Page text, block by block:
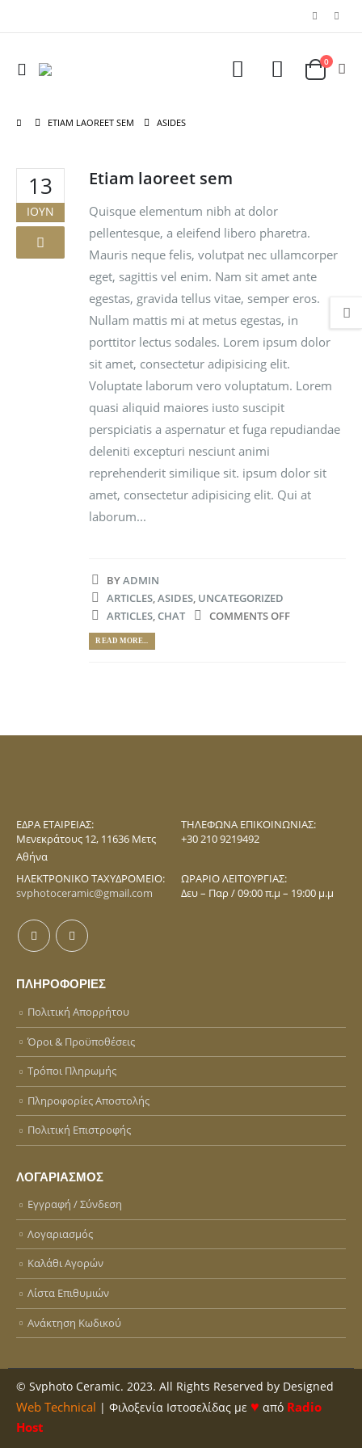
0
ETIAM LAOREET SEM ASIDES
13
ΙΟΎΝ
Etiam laoreet sem
Quisque elementum nibh at dolor
pellentesque, a eleifend libero pharetra.
Mauris neque felis, volutpat nec ullamcorper
eget, sagittis vel enim. Nam sit amet ante
egestas, gravida tellus vitae, semper eros.
Nullam mattis mi at metus egestas, in
porttitor lectus sodales. Lorem ipsum dolor
sit amet, consectetur adipisicing elit.
Voluptate laborum vero voluptatum. Lorem
quasi aliquid maiores iusto suscipit
perspiciatis a aspernatur et fuga repudiandae
deleniti excepturi nesciunt animi
reprehenderit similique sit. ipsum dolor sit
amet, consectetur adipisicing elit. Qui at
laborum...
BYADMIN
ARTICLES,ASIDES, UNCATEGORIZED
ARTICLES,CHAT COMMENTS OFF
READ MORE...
ΕΔΡΑ ΕΤΑΙΡΕΊΑΣ:
Mενεκράτους 12, 11636 Mετς
Αθήνα
ΤΗΛΈΦΩΝΑ ΕΠΙΚΟΙΝΩΝΊΑΣ:
+30 210 9219492
ΗΛΕΚΤΡΟΝΙΚΌ ΤΑΧΥΔΡΟΜΕΊΟ:
svphotoceramic@gmail.com
ΩΡΆΡΙΟ ΛΕΙΤΟΥΡΓΊΑΣ:
Δευ – Παρ / 09:00 π.μ – 19:00 μ.μ
ΠΛΗΡΟΦΟΡΙΕΣ
Πολιτική Απορρήτου
Όροι & Προϋποθέσεις
Τρόποι Πληρωμής
Πληροφορίες Αποστολής
Πολιτική Επιστροφής
ΛΟΓΑΡΙΑΣΜΌΣ
Εγγραφή / Σύνδεση
Λογαριασμός
Καλάθι Αγορών
Λίστα Επιθυμιών
Ανάκτηση Κωδικού
© Svphoto Ceramic. 2023. All Rights Reserved by Designed
Web Technical | Φιλοξενία Ιστοσελίδας με ♥ από Radio
Host